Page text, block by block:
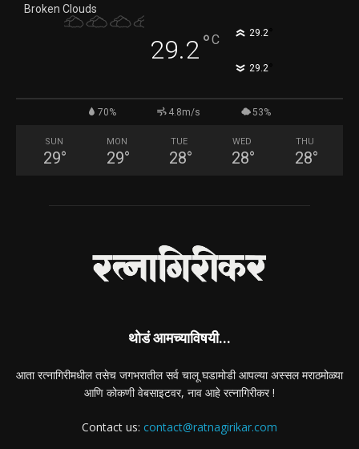
Broken Clouds
29.2°C 29.2°
29.2°
70% 4.8m/s 53%
SUN
29°
MON
29°
TUE
28°
WED
28°
THU
28°
थोडं आमच्याविषयी...
आता रत्नागिरीमधील तसेच जगभरातील सर्व चालू घडामोडी आपल्या अस्सल मराठमोळ्या
आणि कोकणी वेबसाइटवर, नाव आहे रत्नागिरीकर !
Contact us: contact@ratnagirikar.com